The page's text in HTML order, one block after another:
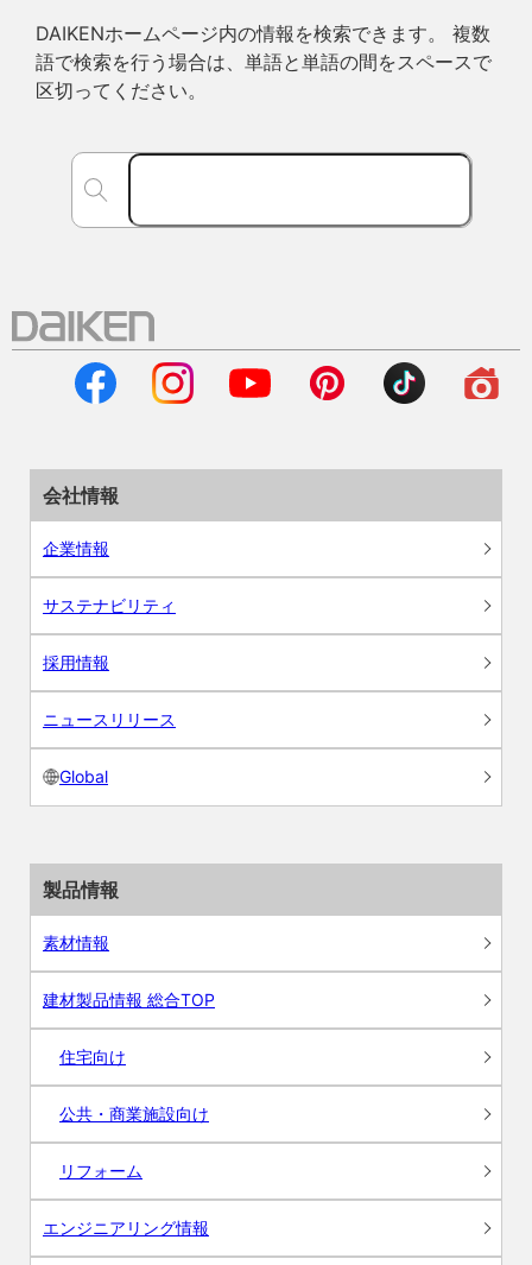
DAIKENホームページ内の情報を検索できます。 複数
語で検索を行う場合は、単語と単語の間をスペースで
区切ってください。
会社情報
企業情報
サステナビリティ
採用情報
ニュースリリース
Global
製品情報
素材情報
建材製品情報 総合TOP
住宅向け
公共・商業施設向け
リフォーム
エンジニアリング情報